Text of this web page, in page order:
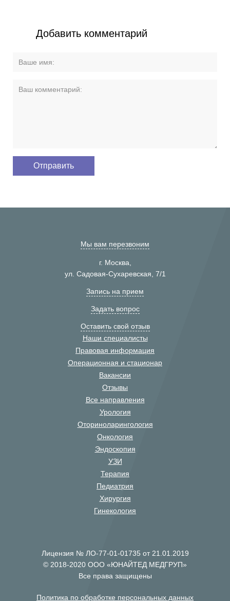
Добавить комментарий
Мы вам перезвоним
г. Москва,
ул. Садовая-Сухаревская, 7/1
Запись на прием
Задать вопрос
Оставить свой отзыв
Наши специалисты
Правовая информация
Операционная и стационар
Вакансии
Отзывы
Все направления
Урология
Оториноларингология
Онкология
Эндоскопия
УЗИ
Терапия
Педиатрия
Хирургия
Гинекология
Лицензия № ЛО-77-01-01735 от 21.01.2019
© 2018-2020 ООО «ЮНАЙТЕД МЕДГРУП»
Все права защищены
Политика по обработке персональных данных